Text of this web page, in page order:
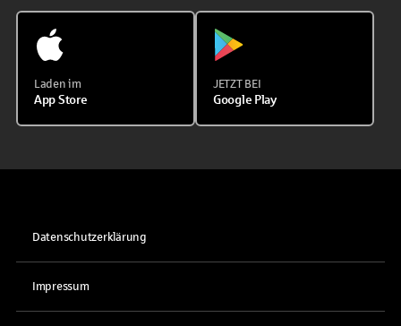
Laden im
App Store
JETZT BEI
Google Play
Datenschutzerklärung
Impressum